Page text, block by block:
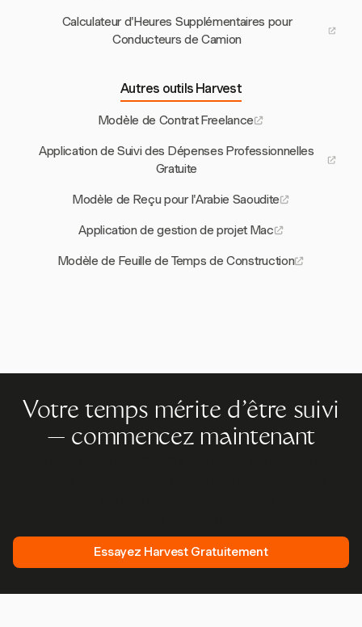
Calculateur d'Heures Supplémentaires pour
Conducteurs de Camion
Autres outils Harvest
Modèle de Contrat Freelance
Application de Suivi des Dépenses Professionnelles
Gratuite
Modèle de Reçu pour l'Arabie Saoudite
Application de gestion de projet Mac
Modèle de Feuille de Temps de Construction
Votre temps mérite d'être suivi
— commencez maintenant
Essayez Harvest Gratuitement